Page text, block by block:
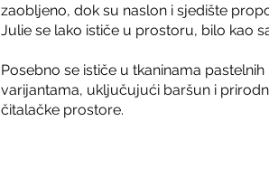
zaobljeno, dok su naslon i sjedište
Julie se lako ističe u prostoru, bilo kao
Posebno se ističe u tkaninama
varijantama, uključujući baršun i
čitalačke prostore.